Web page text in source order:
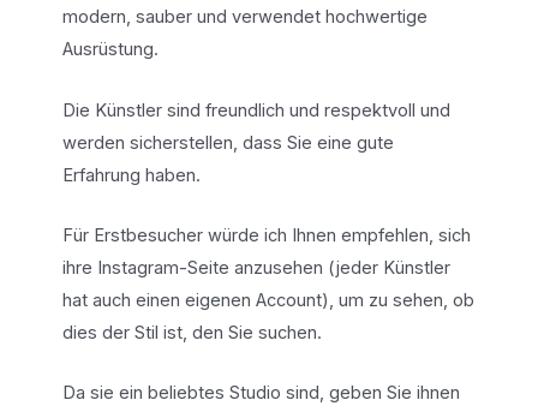
modern, sauber und verwendet hochwertige
Ausrüstung.
Die Künstler sind freundlich und respektvoll und
werden sicherstellen, dass Sie eine gute
Erfahrung haben.
Für Erstbesucher würde ich Ihnen empfehlen, sich
ihre Instagram-Seite anzusehen (jeder Künstler
hat auch einen eigenen Account), um zu sehen, ob
dies der Stil ist, den Sie suchen.
Da sie ein beliebtes Studio sind, geben Sie ihnen